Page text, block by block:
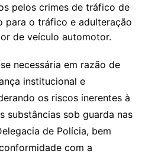
pelos crimes de tráfico de
para o tráfico e adulteração
de veículo automotor.
necessária em razão de
institucional e
os riscos inerentes à
substâncias sob guarda nas
de Polícia, bem
com a